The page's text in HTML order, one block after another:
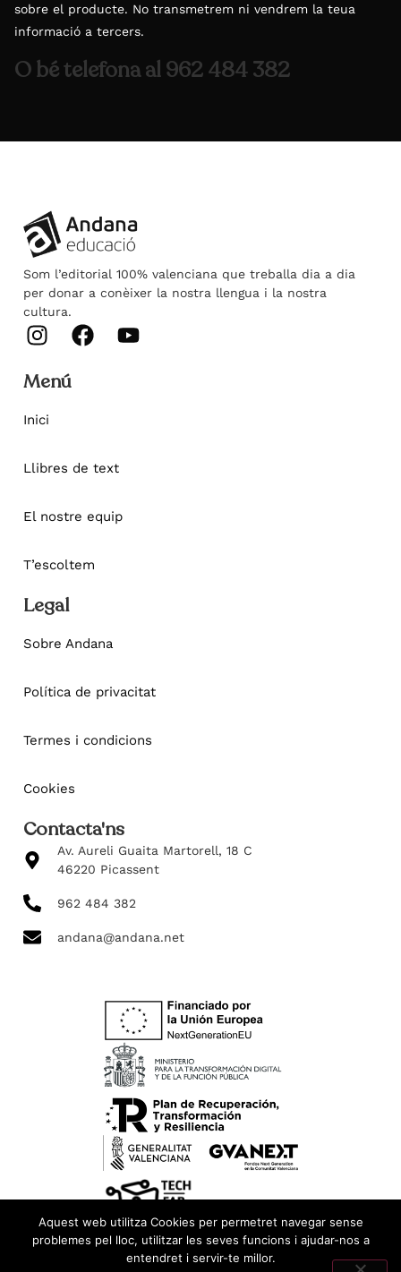
sobre el producte. No transmetrem ni vendrem la teua
informació a tercers.
O bé telefona al 962 484 382
Som l’editorial 100% valenciana que treballa dia a dia
per donar a conèixer la nostra llengua i la nostra
cultura.
Menú
Inici
Llibres de text
El nostre equip
T’escoltem
Legal
Sobre Andana
Política de privacitat
Termes i condicions
Cookies
Contacta'ns
Av. Aureli Guaita Martorell, 18 C
46220 Picassent
962 484 382
andana@andana.net
Aquest web utilitza Cookies per permetret navegar sense
problemes pel lloc, utilitzar les seves funcions i ajudar-nos a
entendret i servir-te millor.